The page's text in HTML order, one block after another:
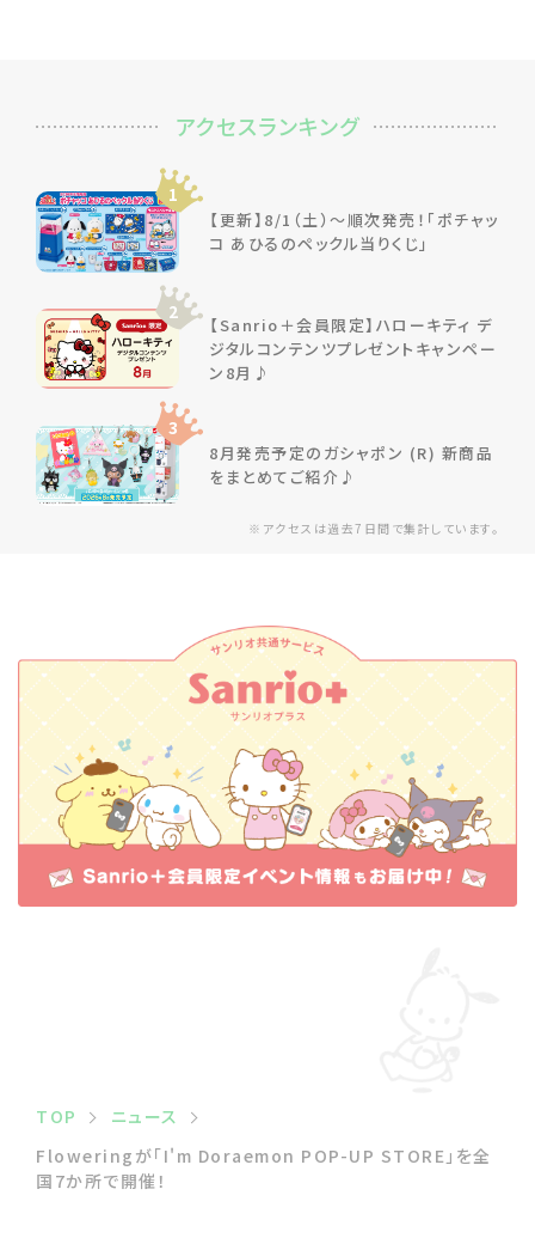
※アクセスは過去7日間で集計しています。
アクセスランキング
1
【更新】8/1（土）～順次発売！「ポチャッ
コ あひるのペックル当りくじ」
2
【Sanrio＋会員限定】ハローキティ デ
ジタルコンテンツプレゼントキャンペー
ン8月♪
3
8月発売予定のガシャポン (R) 新商品
をまとめてご紹介♪
TOP
ニュース
Floweringが「I'm Doraemon POP-UP STORE」を全
国7か所で開催！